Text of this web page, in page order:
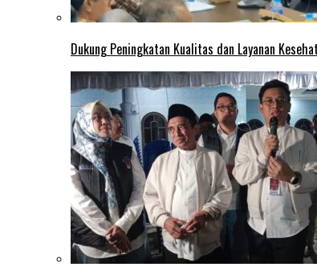
Dukung Peningkatan Kualitas dan Layanan